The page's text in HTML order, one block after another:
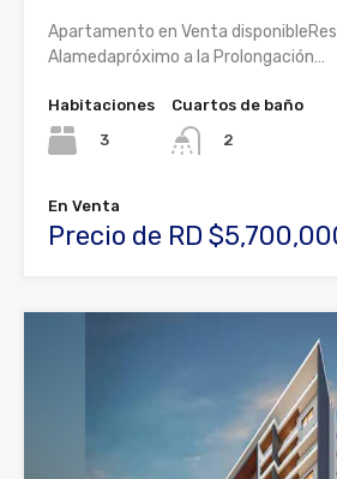
Apartamento en Venta
Alamedapróximo a la Prolongación…
Habitaciones
3
Cuartos de baño
2
En Venta
Precio de RD